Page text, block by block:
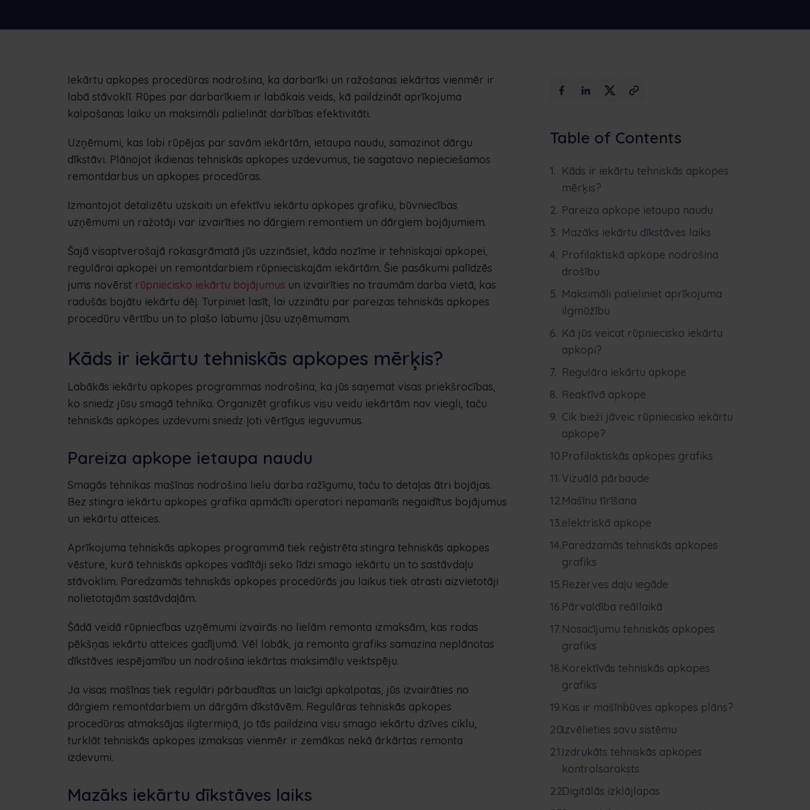
intelekts
versiju
Iekārtu apkopes procedūras nodrošina, ka darbarīki un ražošanas iekārtas vienmēr ir
labā stāvoklī. Rūpes par darbarīkiem ir labākais veids, kā paildzināt aprīkojuma
kalpošanas laiku un maksimāli palielināt darbības efektivitāti.
Uzņēmumi, kas labi rūpējas par savām iekārtām, ietaupa naudu, samazinot dārgu
dīkstāvi. Plānojot ikdienas tehniskās apkopes uzdevumus, tie sagatavo nepieciešamos
remontdarbus un apkopes procedūras.
Izmantojot detalizētu uzskaiti un efektīvu iekārtu apkopes grafiku, būvniecības
uzņēmumi un ražotāji var izvairīties no dārgiem remontiem un dārgiem bojājumiem.
Šajā visaptverošajā rokasgrāmatā jūs uzzināsiet, kāda nozīme ir tehniskajai apkopei,
regulārai apkopei un remontdarbiem rūpnieciskajām iekārtām. Šie pasākumi palīdzēs
jums novērst rūpniecisko iekārtu bojājumus un izvairīties no traumām darba vietā, kas
radušās bojātu iekārtu dēļ. Turpiniet lasīt, lai uzzinātu par pareizas tehniskās apkopes
procedūru vērtību un to plašo labumu jūsu uzņēmumam.
Kāds ir iekārtu tehniskās apkopes mērķis?
Labākās iekārtu apkopes programmas nodrošina, ka jūs saņemat visas priekšrocības,
ko sniedz jūsu smagā tehnika. Organizēt grafikus visu veidu iekārtām nav viegli, taču
tehniskās apkopes uzdevumi sniedz ļoti vērtīgus ieguvumus.
Pareiza apkope ietaupa naudu
Smagās tehnikas mašīnas nodrošina lielu darba ražīgumu, taču to detaļas ātri bojājas.
Bez stingra iekārtu apkopes grafika apmācīti operatori nepamanīs negaidītus bojājumus
un iekārtu atteices.
Aprīkojuma tehniskās apkopes programmā tiek reģistrēta stingra tehniskās apkopes
vēsture, kurā tehniskās apkopes vadītāji seko līdzi smago iekārtu un to sastāvdaļu
stāvoklim. Paredzamās tehniskās apkopes procedūrās jau laikus tiek atrasti aizvietotāji
nolietotajām sastāvdaļām.
Šādā veidā rūpniecības uzņēmumi izvairās no lielām remonta izmaksām, kas rodas
pēkšņas iekārtu atteices gadījumā. Vēl labāk, ja remonta grafiks samazina neplānotas
dīkstāves iespējamību un nodrošina iekārtas maksimālu veiktspēju.
Ja visas mašīnas tiek regulāri pārbaudītas un laicīgi apkalpotas, jūs izvairāties no
dārgiem remontdarbiem un dārgām dīkstāvēm. Regulāras tehniskās apkopes
procedūras atmaksājas ilgtermiņā, jo tās paildzina visu smago iekārtu dzīves ciklu,
turklāt tehniskās apkopes izmaksas vienmēr ir zemākas nekā ārkārtas remonta
izdevumi.
Mazāks iekārtu dīkstāves laiks
Table of Contents
Kāds ir iekārtu tehniskās apkopes
mērķis?
Pareiza apkope ietaupa naudu
Mazāks iekārtu dīkstāves laiks
Profilaktiskā apkope nodrošina
drošību
Maksimāli palieliniet aprīkojuma
ilgmūžību
Kā jūs veicat rūpniecisko iekārtu
apkopi?
Regulāra iekārtu apkope
Reaktīvā apkope
Cik bieži jāveic rūpniecisko iekārtu
apkope?
Profilaktiskās apkopes grafiks
Vizuālā pārbaude
Mašīnu tīrīšana
elektriskā apkope
Paredzamās tehniskās apkopes
grafiks
Rezerves daļu iegāde
Pārvaldība reāllaikā
Nosacījumu tehniskās apkopes
grafiks
Korektīvās tehniskās apkopes
grafiks
Kas ir mašīnbūves apkopes plāns?
Izvēlieties savu sistēmu
Izdrukāts tehniskās apkopes
kontrolsaraksts
Digitālās izklājlapas